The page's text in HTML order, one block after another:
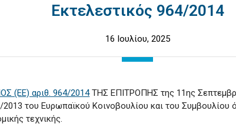
Εκτελεστικός 964/2014
16 Ιουλίου, 2025
(ΕΕ) αριθ. 964/2014ΤΗΣ ΕΠΙΤΡΟΠΗΣ της 11ης
2013 του Ευρωπαϊκού Κοινοβουλίου και του
τεχνικής.